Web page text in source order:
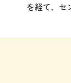
を経て、セ